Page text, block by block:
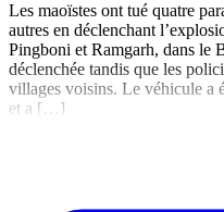
Les maoïstes ont tué quatre
autres en déclenchant
Pingboni et Ramgarh, dans le
déclenchée tandis que les
villages voisins. Le véhicule a
et a […]